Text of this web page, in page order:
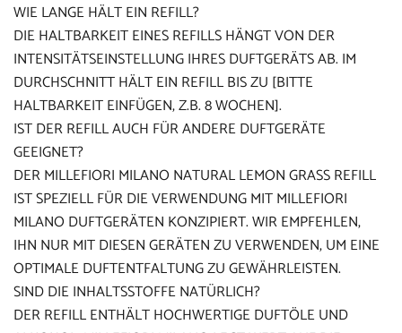
WIE LANGE HÄLT EIN REFILL?
DIE HALTBARKEIT EINES REFILLS HÄNGT VON DER
INTENSITÄTSEINSTELLUNG IHRES DUFTGERÄTS AB. IM
DURCHSCHNITT HÄLT EIN REFILL BIS ZU [BITTE
HALTBARKEIT EINFÜGEN, Z.B. 8 WOCHEN].
IST DER REFILL AUCH FÜR ANDERE DUFTGERÄTE
GEEIGNET?
DER MILLEFIORI MILANO NATURAL LEMON GRASS REFILL
IST SPEZIELL FÜR DIE VERWENDUNG MIT MILLEFIORI
MILANO DUFTGERÄTEN KONZIPIERT. WIR EMPFEHLEN,
IHN NUR MIT DIESEN GERÄTEN ZU VERWENDEN, UM EINE
OPTIMALE DUFTENTFALTUNG ZU GEWÄHRLEISTEN.
SIND DIE INHALTSSTOFFE NATÜRLICH?
DER REFILL ENTHÄLT HOCHWERTIGE DUFTÖLE UND